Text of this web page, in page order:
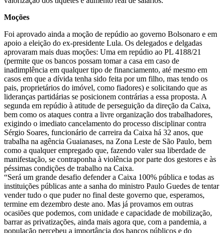
Moções
Foi aprovado ainda a moção de repúdio ao governo Bolsonaro e em
apoio a eleição do ex-presidente Lula. Os delegados e delgadas
aprovaram mais duas moções: Uma em repúdio ao PL 4188/21
(permite que os bancos possam tomar a casa em caso de
inadimplência em qualquer tipo de financiamento, até mesmo em
casos em que a dívida tenha sido feita por um filho, mas tendo os
pais, proprietários do imóvel, como fiadores) e solicitando que as
lideranças partidárias se posicionem contrárias a essa proposta. A
segunda em repúdio à atitude de perseguição da direção da Caixa,
bem como os ataques contra a livre organização dos trabalhadores,
exigindo o imediato cancelamento do processo disciplinar contra
Sérgio Soares, funcionário de carreira da Caixa há 32 anos, que
trabalha na agência Guaianases, na Zona Leste de São Paulo, bem
como a qualquer empregado que, fazendo valer sua liberdade de
manifestação, se contraponha à violência por parte dos gestores e às
péssimas condições de trabalho na Caixa.
“Será um grande desafio defender a Caixa 100% pública e todas as
instituições públicas ante a sanha do ministro Paulo Guedes de tentar
vender tudo o que puder no final deste governo que, esperamos,
termine em dezembro deste ano. Mas já provamos em outras
ocasiões que podemos, com unidade e capacidade de mobilização,
barrar as privatizações, ainda mais agora que, com a pandemia, a
população percebeu a importância dos bancos públicos e do